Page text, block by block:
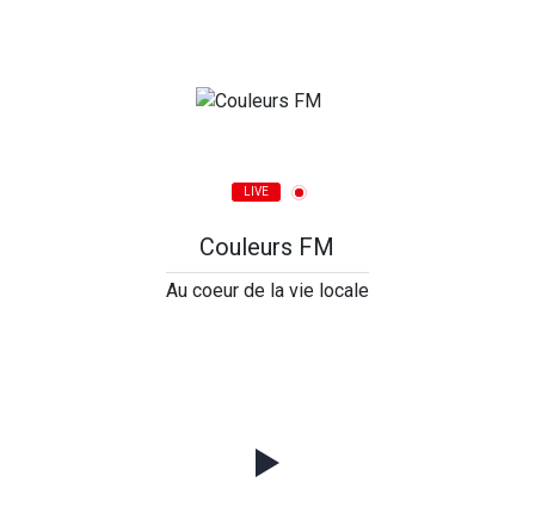
LIVE
Couleurs FM
Au coeur de la vie locale